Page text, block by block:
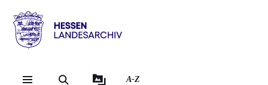
Hessen
Landesarchiv
A-Z